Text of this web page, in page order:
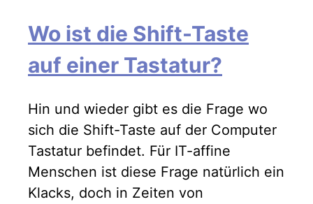
Wo ist die Shift-Taste
auf einer Tastatur?
Hin und wieder gibt es die Frage wo
sich die Shift-Taste auf der Computer
Tastatur befindet. Für IT-affine
Menschen ist diese Frage natürlich ein
Klacks, doch in Zeiten von